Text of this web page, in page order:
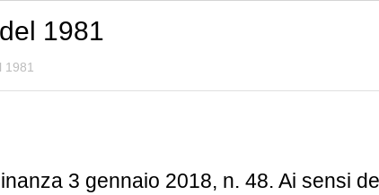
1981
1981
3 gennaio 2018, n. 48. Ai sensi